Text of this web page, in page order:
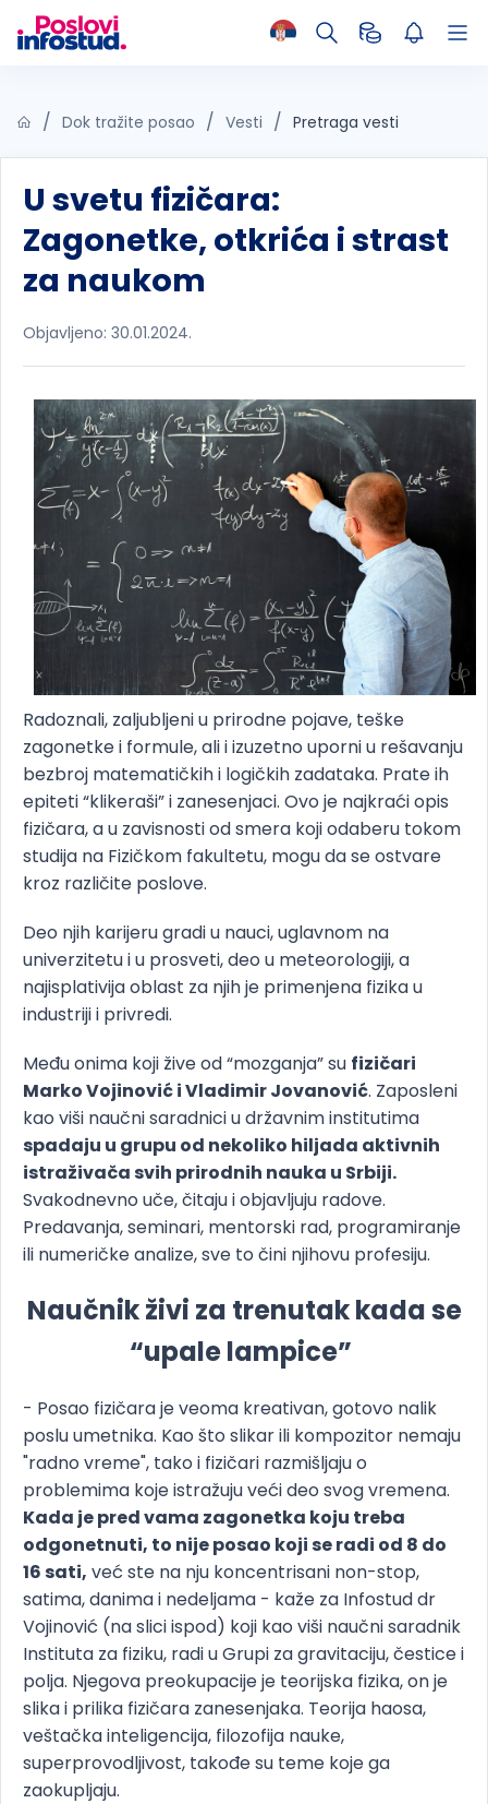
Dok tražite posao Vesti Pretraga vesti
U svetu fizičara:
Zagonetke, otkrića i strast
za naukom
Objavljeno: 30.01.2024.
Radoznali, zaljubljeni u prirodne pojave, teške
zagonetke i formule, ali i izuzetno uporni u rešavanju
bezbroj matematičkih i logičkih zadataka. Prate ih
epiteti “klikeraši” i zanesenjaci. Ovo je najkraći opis
fizičara, a u zavisnosti od smera koji odaberu tokom
studija na Fizičkom fakultetu, mogu da se ostvare
kroz različite poslove.
Deo njih karijeru gradi u nauci, uglavnom na
univerzitetu i u prosveti, deo u meteorologiji, a
najisplativija oblast za njih je primenjena fizika u
industriji i privredi.
Među onima koji žive od “mozganja” su fizičari
Marko Vojinović i Vladimir Jovanović. Zaposleni
kao viši naučni saradnici u državnim institutima
spadaju u grupu od nekoliko hiljada aktivnih
istraživača svih prirodnih nauka u Srbiji.
Svakodnevno uče, čitaju i objavljuju radove.
Predavanja, seminari, mentorski rad, programiranje
ili numeričke analize, sve to čini njihovu profesiju.
Naučnik živi za trenutak kada se
“upale lampice”
- Posao fizičara je veoma kreativan, gotovo nalik
poslu umetnika. Kao što slikar ili kompozitor nemaju
"radno vreme", tako i fizičari razmišljaju o
problemima koje istražuju veći deo svog vremena.
Kada je pred vama zagonetka koju treba
odgonetnuti, to nije posao koji se radi od 8 do
16 sati, već ste na nju koncentrisani non-stop,
satima, danima i nedeljama - kaže za Infostud dr
Vojinović (na slici ispod) koji kao viši naučni saradnik
Instituta za fiziku, radi u Grupi za gravitaciju, čestice i
polja. Njegova preokupacije je teorijska fizika, on je
slika i prilika fizičara zanesenjaka. Teorija haosa,
veštačka inteligencija, filozofija nauke,
superprovodljivost, takođe su teme koje ga
zaokupljaju.